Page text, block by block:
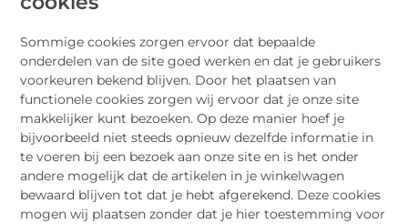
Sommige cookies zorgen ervoor dat bepaalde
onderdelen van de site goed werken en dat je gebruikers
voorkeuren bekend blijven. Door het plaatsen van
functionele cookies zorgen wij ervoor dat je onze site
makkelijker kunt bezoeken. Op deze manier hoef je
bijvoorbeeld niet steeds opnieuw dezelfde informatie in
te voeren bij een bezoek aan onze site en is het onder
andere mogelijk dat de artikelen in je winkelwagen
bewaard blijven tot dat je hebt afgerekend. Deze cookies
mogen wij plaatsen zonder dat je hier toestemming voor